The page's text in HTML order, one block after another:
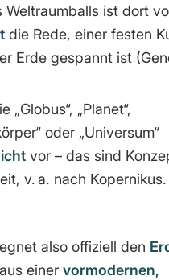
Weltraumballs ist dort
die Rede, einer festen
Erde gespannt ist
„Globus“, „Planet“,
oder „Universum“
vor – das sind
v. a. nach Kopernikus.
also offiziell den
einer vormodernen,